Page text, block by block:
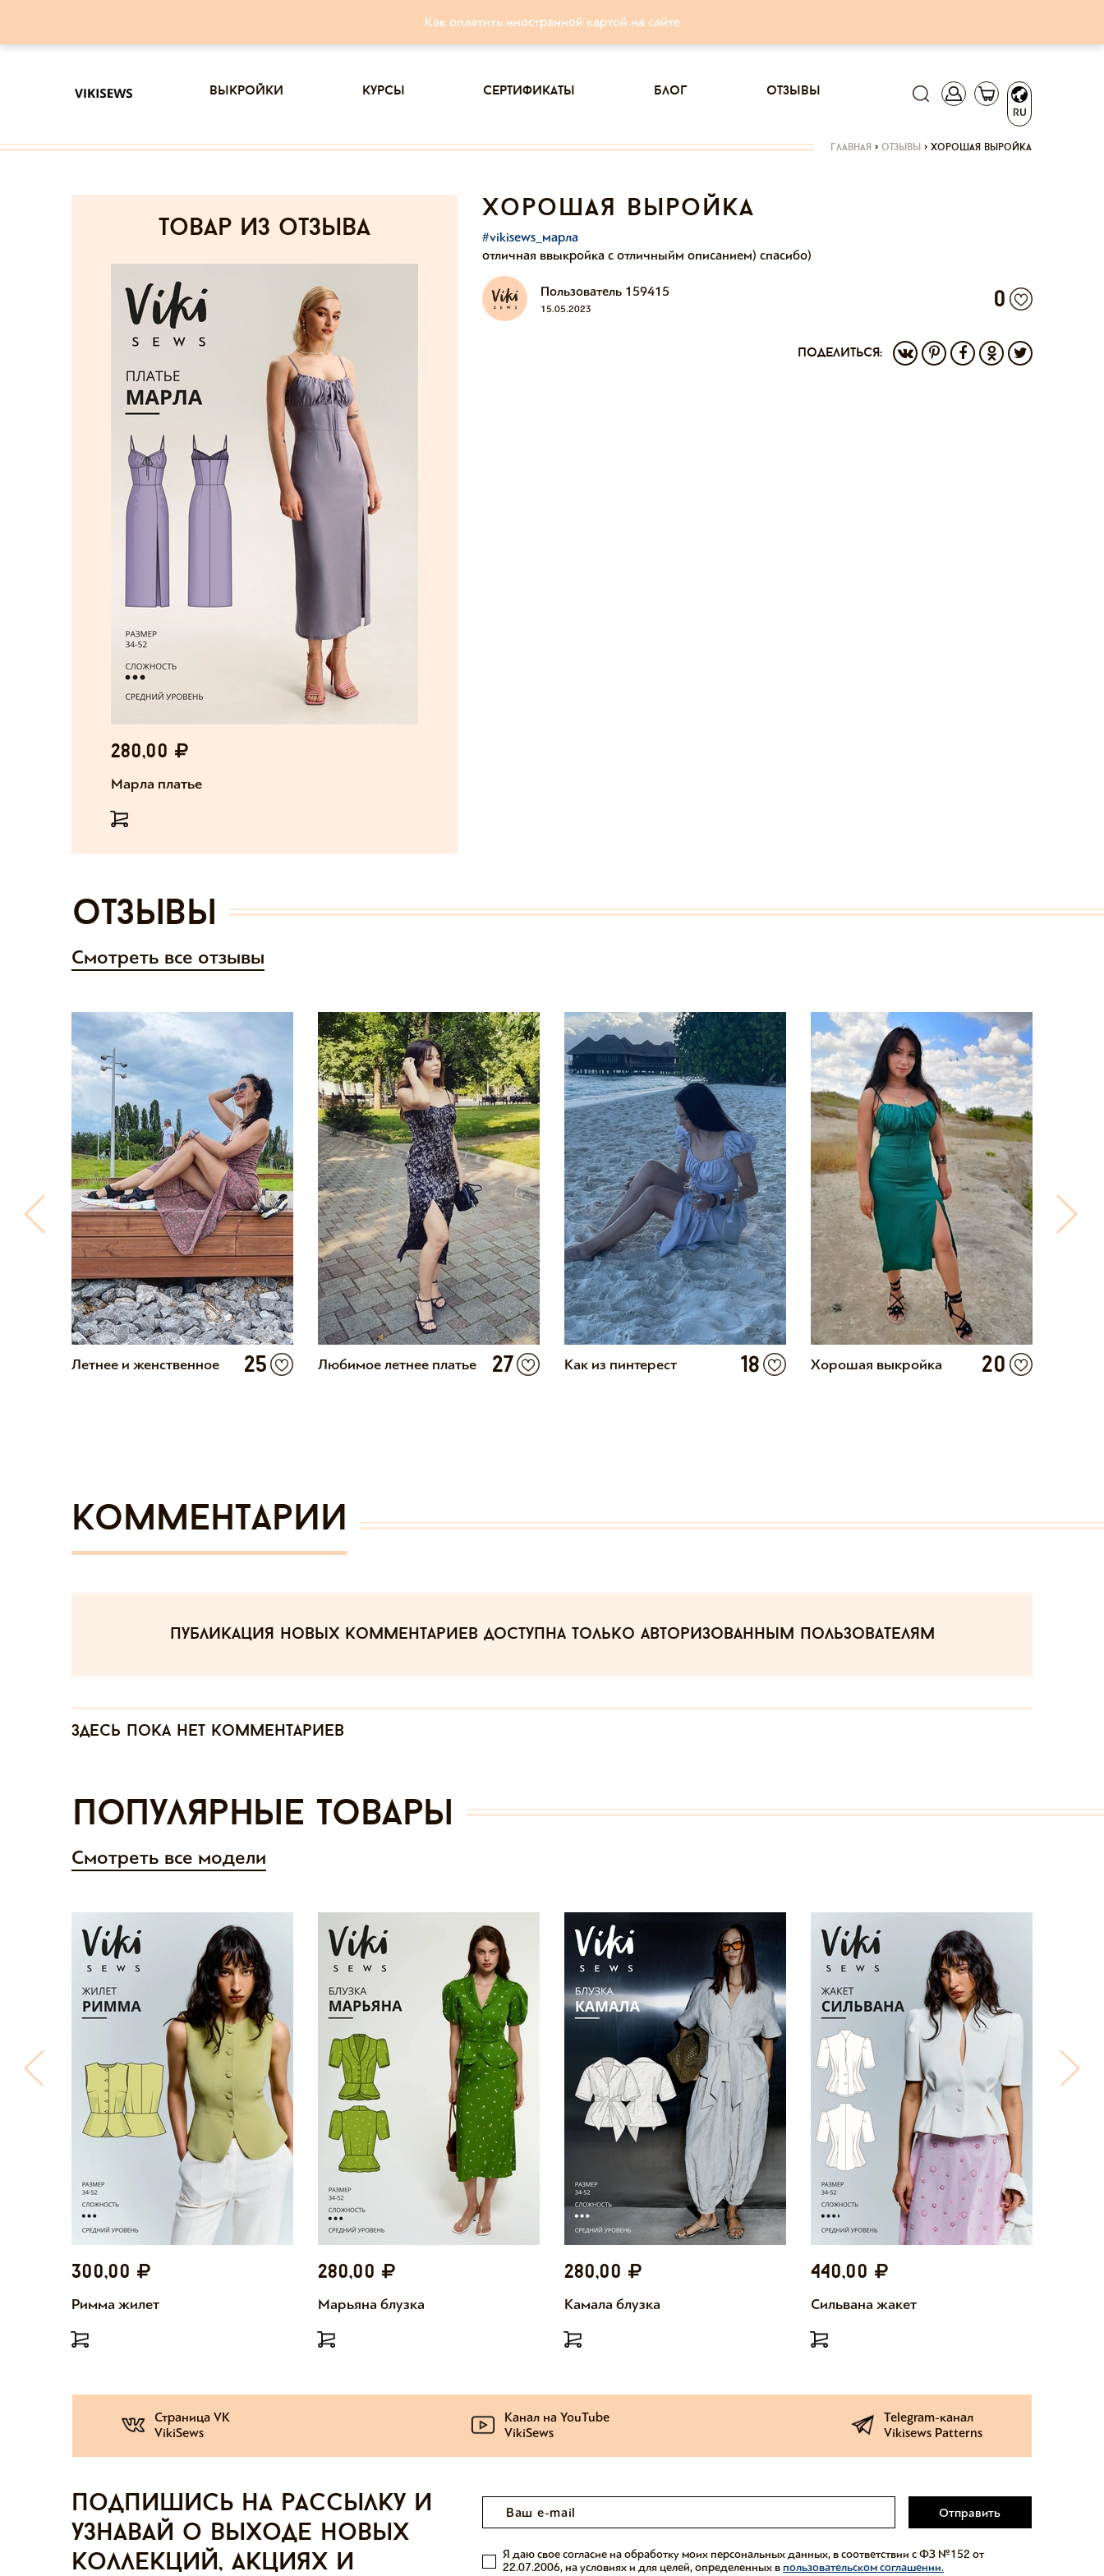
Как оплатить иностранной картой на сайте
RU
выкройки курсы сертификаты блог отзывы
главная > отзывы > хорошая выройка
товар из отзыва
280,00
Марла платье
хорошая выройка
#vikisews_марла
отличная ввыкройка с отличныйм описанием) спасибо)
Пользователь 159415
15.05.2023 0
поделиться:
отзывы
Смотреть все отзывы
Летнее и женственное 25 Любимое летнее платье 27 Как из пинтерест 18 Хорошая выкройка 20
Комментарии
публикация новых комментариев доступна только авторизованным пользователям
Здесь пока нет комментариев
Популярные товары
Смотреть все модели
300,00
Римма жилет
280,00
Марьяна блузка
280,00
Камала блузка
440,00
Сильвана жакет
Страница VK
VikiSews
Канал на YouTube
VikiSews
Telegram-канал
Vikisews Patterns
Подпишись на рассылку и
узнавай о выходе новых
коллекций, акциях и
Отправить
Я даю свое согласие на обработку моих персональных данных, в соответствии с ФЗ №152 от
22.07.2006, на условиях и для целей, определенных впользовательском соглашении.